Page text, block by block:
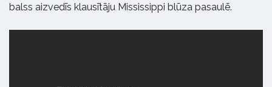
balss aizvedīs klausītāju Mississippi blūza pasaulē.